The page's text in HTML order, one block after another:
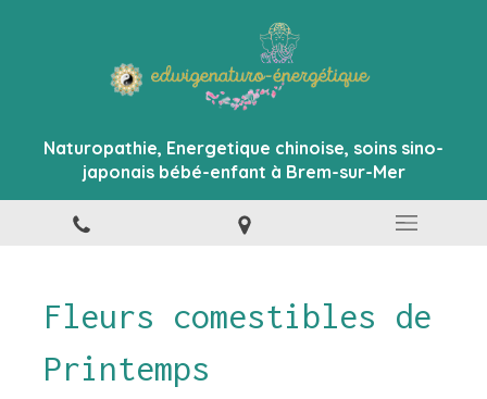
Naturopathie, Energetique chinoise, soins sino-
japonais bébé-enfant à Brem-sur-Mer
Fleurs comestibles de
Printemps